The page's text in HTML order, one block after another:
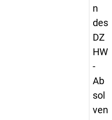
n
des
DZ
HW
-
Ab
sol
ven